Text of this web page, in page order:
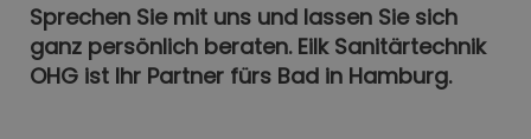
Sprechen Sie mit uns und lassen Sie sich
ganz persönlich beraten. Eilk Sanitärtechnik
OHG ist Ihr Partner fürs Bad in Hamburg.